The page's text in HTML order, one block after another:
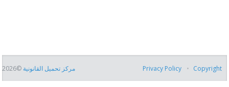
مركز تحميل القانونية ©2026 Privacy Policy Copyright